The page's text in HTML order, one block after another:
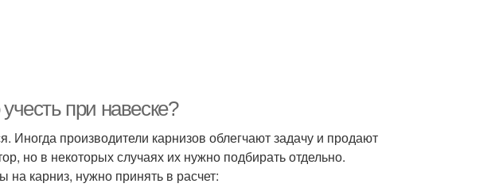
при навеске?
Иногда производители карнизов облегчают задачу и продают
но в некоторых случаях их нужно подбирать отдельно.
карниз, нужно принять в расчет: